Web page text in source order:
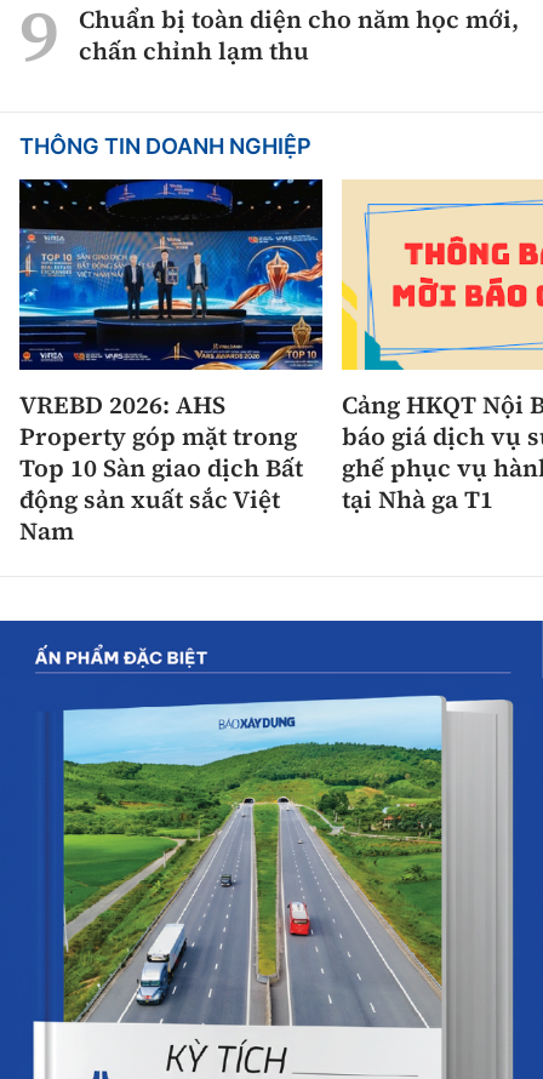
Chuẩn bị toàn diện cho năm học mới,
chấn chỉnh lạm thu
THÔNG TIN DOANH NGHIỆP
VREBD 2026: AHS
Property góp mặt trong
Top 10 Sàn giao dịch Bất
động sản xuất sắc Việt
Nam
Cảng HKQT Nội
báo giá dịch vụ
ghế phục vụ
tại Nhà ga T1